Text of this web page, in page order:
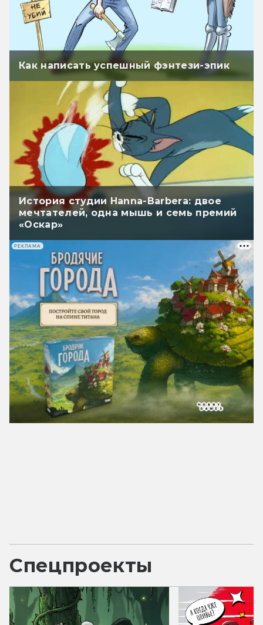
Как написать успешный фэнтези-эпик
История студии Hanna-Barbera: двое
мечтателей, одна мышь и семь премий
«Оскар»
РЕКЛАМА
Спецпроекты